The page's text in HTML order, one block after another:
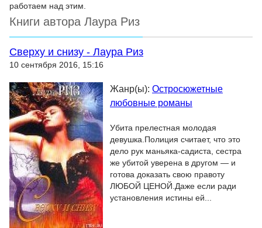
работаем над этим.
Книги автора Лаура Риз
Сверху и снизу - Лаура Риз
10 сентября 2016, 15:16
Жанр(ы): Остросюжетные
любовные романы
Убита прелестная молодая
девушка.Полиция считает, что это
дело рук маньяка-садиста, сестра
же убитой уверена в другом — и
готова доказать свою правоту
ЛЮБОЙ ЦЕНОЙ.Даже если ради
установления истины ей...